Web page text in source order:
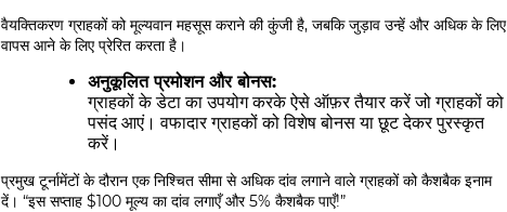
वैयक्तिकरण ग्राहकों को मूल्यवान महसूस कराने की कुंजी है, जबकि जुड़ाव उन्हें और अधिक के लिए
वापस आने के लिए प्रेरित करता है।
अनुकूलित प्रमोशन और बोनस:
ग्राहकों के डेटा का उपयोग करके ऐसे ऑफ़र तैयार करें जो ग्राहकों को
पसंद आएं। वफादार ग्राहकों को विशेष बोनस या छूट देकर पुरस्कृत
करें।
प्रमुख टूर्नामेंटों के दौरान एक निश्चित सीमा से अधिक दांव लगाने वाले ग्राहकों को कैशबैक इनाम
दें। “इस सप्ताह $100 मूल्य का दांव लगाएँ और 5% कैशबैक पाएँ!”